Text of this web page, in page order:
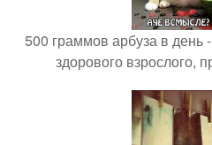
500 граммов арбуза в день
здорового взрослого,